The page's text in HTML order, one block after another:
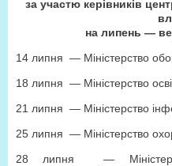
за участю керівників
на липень —
14 липня — Міністерство
18 липня — Міністерство
21 липня — Міністерство
25 липня — Міністерство
28 липня —